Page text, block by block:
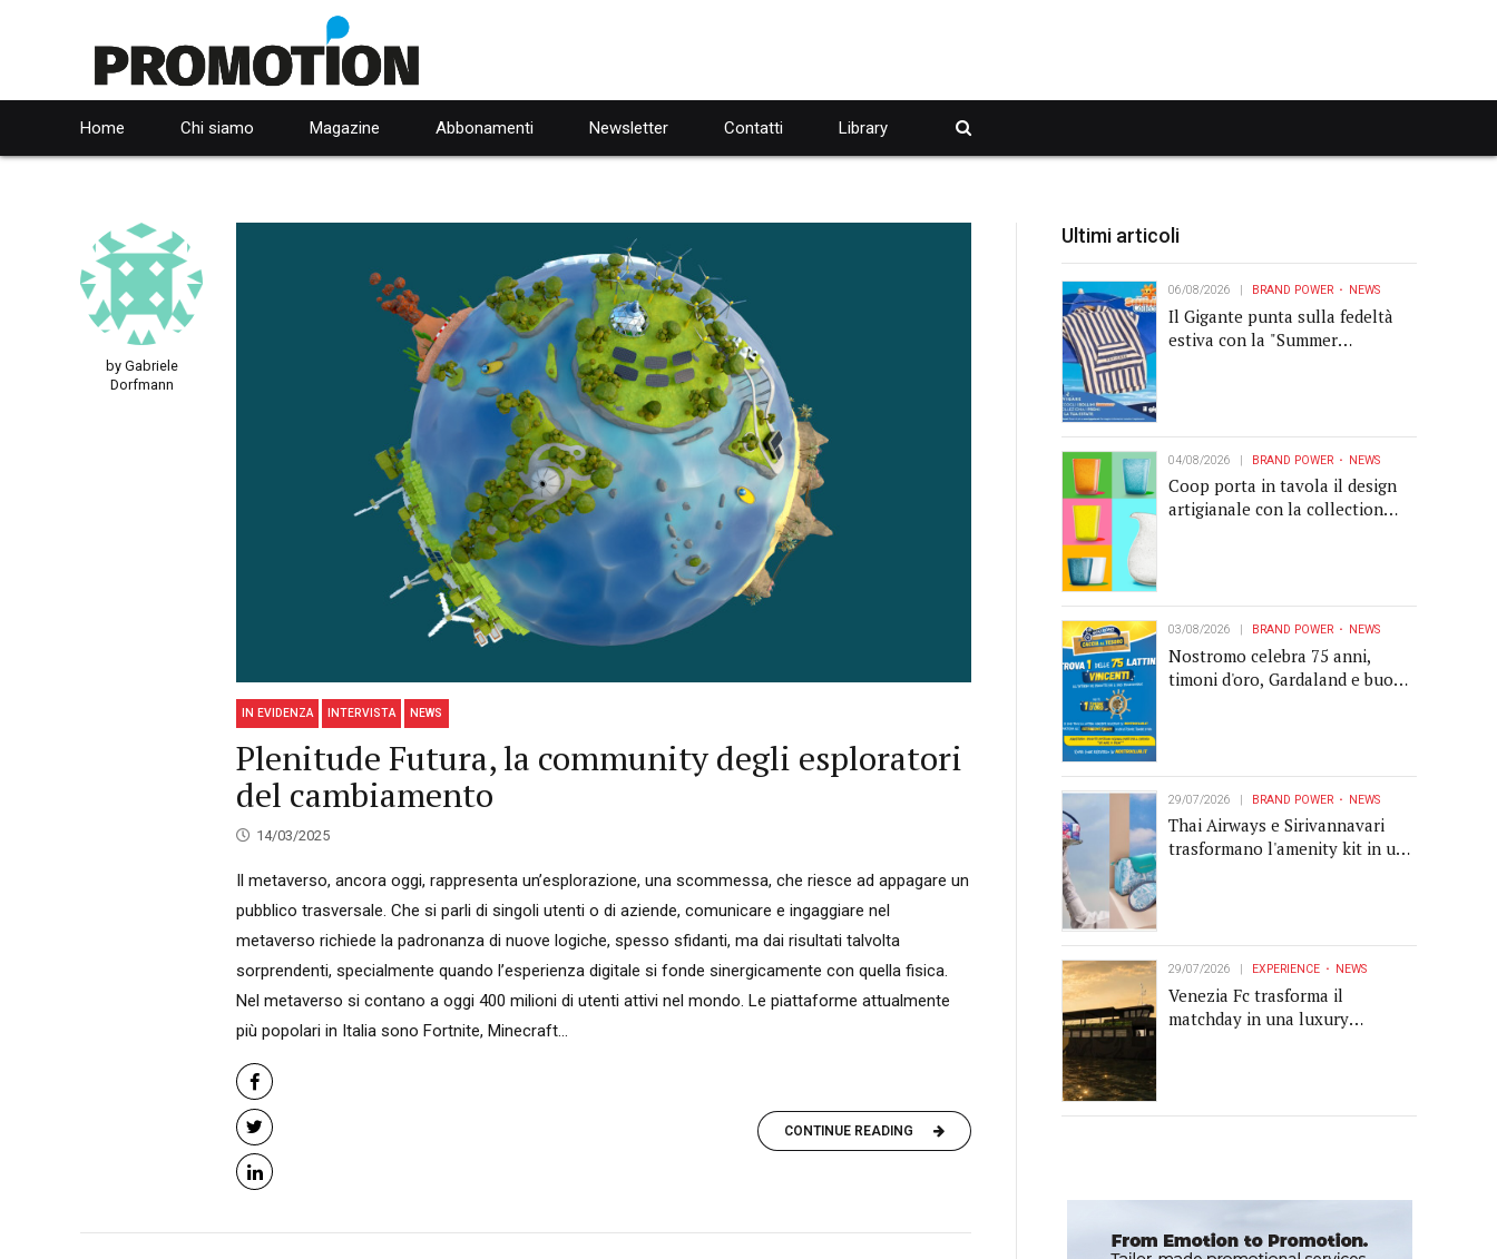
Home Chi siamo Magazine Abbonamenti Newsletter Contatti Library
by Gabriele
Dorfmann
IN EVIDENZA INTERVISTA NEWS
Plenitude Futura, la community degli esploratori
del cambiamento
14/03/2025
Il metaverso, ancora oggi, rappresenta un’esplorazione, una scommessa, che riesce ad appagare un
pubblico trasversale. Che si parli di singoli utenti o di aziende, comunicare e ingaggiare nel
metaverso richiede la padronanza di nuove logiche, spesso sfidanti, ma dai risultati talvolta
sorprendenti, specialmente quando l’esperienza digitale si fonde sinergicamente con quella fisica.
Nel metaverso si contano a oggi 400 milioni di utenti attivi nel mondo. Le piattaforme attualmente
più popolari in Italia sono Fortnite, Minecraft...
CONTINUE READING
Ultimi articoli
06/08/2026 BRAND POWER NEWS
Il Gigante punta sulla fedeltà
estiva con la "Summer
04/08/2026 BRAND POWER NEWS
Coop porta in tavola il design
artigianale con la collection
03/08/2026 BRAND POWER NEWS
Nostromo celebra 75 anni,
timoni d'oro, Gardaland e buoni
29/07/2026 BRAND POWER NEWS
Thai Airways e Sirivannavari
trasformano l'amenity kit in un
29/07/2026 EXPERIENCE NEWS
Venezia Fc trasforma il
matchday in una luxury